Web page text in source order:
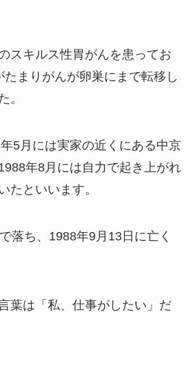
スキルス性胃がんを患ってお
たまりがんが卵巣にまで転移し
。
5月には実家の近くにある中京
年8月には自力で起き上がれ
たといいます。
落ち、1988年9月13日に亡く
葉は「私、仕事がしたい」だ